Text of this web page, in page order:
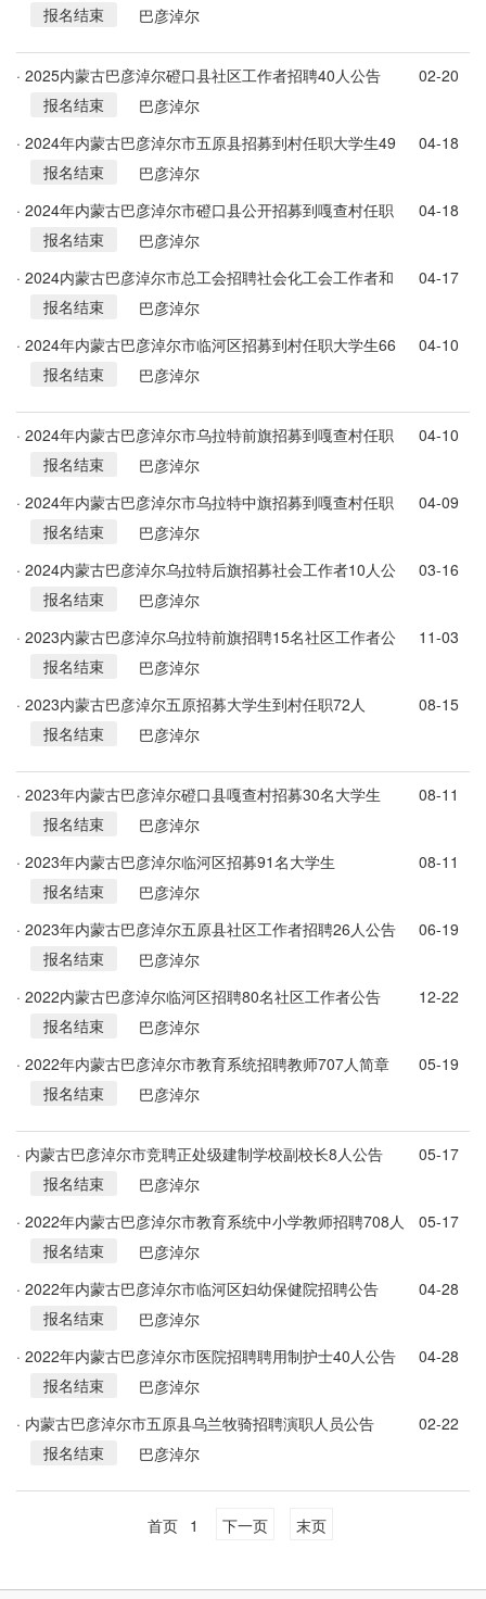
人公告报名结束
巴彦淖尔
· 2025内蒙古巴彦淖尔磴口县社区工作者招聘40人公告
02-20
报名结束
巴彦淖尔
· 2024年内蒙古巴彦淖尔市五原县招募到村任职大学生49
04-18
报名结束
巴彦淖尔
· 2024年内蒙古巴彦淖尔市磴口县公开招募到嘎查村任职
大学生18名
04-18
报名结束
巴彦淖尔
· 2024内蒙古巴彦淖尔市总工会招聘社会化工会工作者和
专职集体协商指导员21人公告
04-17
报名结束
巴彦淖尔
· 2024年内蒙古巴彦淖尔市临河区招募到村任职大学生66
名公告
04-10
报名结束
巴彦淖尔
· 2024年内蒙古巴彦淖尔市乌拉特前旗招募到嘎查村任职
高校毕业生43名公告
04-10
报名结束
巴彦淖尔
· 2024年内蒙古巴彦淖尔市乌拉特中旗招募到嘎查村任职
大学生35名
04-09
报名结束
巴彦淖尔
· 2024内蒙古巴彦淖尔乌拉特后旗招募社会工作者10人公
03-16
报名结束
巴彦淖尔
· 2023内蒙古巴彦淖尔乌拉特前旗招聘15名社区工作者公
11-03
报名结束
巴彦淖尔
· 2023内蒙古巴彦淖尔五原招募大学生到村任职72人
08-15
报名结束
巴彦淖尔
· 2023年内蒙古巴彦淖尔磴口县嘎查村招募30名大学生
08-11
报名结束
巴彦淖尔
· 2023年内蒙古巴彦淖尔临河区招募91名大学生
08-11
报名结束
巴彦淖尔
· 2023年内蒙古巴彦淖尔五原县社区工作者招聘26人公告
06-19
报名结束
巴彦淖尔
· 2022内蒙古巴彦淖尔临河区招聘80名社区工作者公告
12-22
报名结束
巴彦淖尔
· 2022年内蒙古巴彦淖尔市教育系统招聘教师707人简章
05-19
报名结束
巴彦淖尔
· 内蒙古巴彦淖尔市竞聘正处级建制学校副校长8人公告
05-17
报名结束
巴彦淖尔
· 2022年内蒙古巴彦淖尔市教育系统中小学教师招聘708人
公告
05-17
报名结束
巴彦淖尔
· 2022年内蒙古巴彦淖尔市临河区妇幼保健院招聘公告
04-28
报名结束
巴彦淖尔
· 2022年内蒙古巴彦淖尔市医院招聘聘用制护士40人公告
04-28
报名结束
巴彦淖尔
· 内蒙古巴彦淖尔市五原县乌兰牧骑招聘演职人员公告
02-22
报名结束
巴彦淖尔
首页 1 下一页 末页